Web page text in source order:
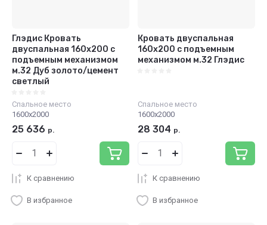
Глэдис Кровать
двуспальная 160х200 с
подъемным механизмом
м.32 Дуб золото/цемент
светлый
Спальное место
1600х2000
25 636 р.
К сравнению
В избранное
Кровать двуспальная
160х200 с подъемным
механизмом м.32 Глэдис
Спальное место
1600х2000
28 304 р.
К сравнению
В избранное